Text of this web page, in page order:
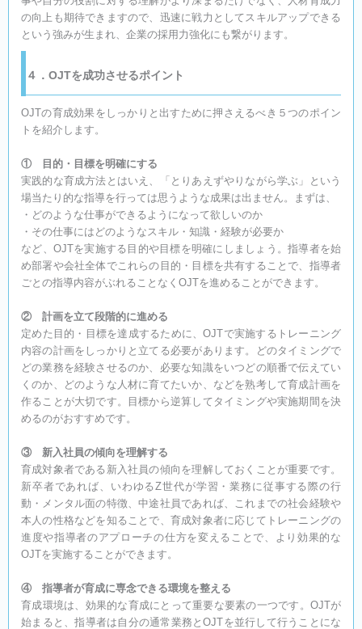
の向上も期待できますので、迅速に戦力としてスキルアップできる
という強みが生まれ、企業の採用力強化にも繋がります。
４．OJTを成功させるポイント
OJTの育成効果をしっかりと出すために押さえるべき５つのポイン
トを紹介します。
① 目的・目標を明確にする
実践的な育成方法とはいえ、「とりあえずやりながら学ぶ」という
場当たり的な指導を行っては思うような成果は出ません。まずは、
・どのような仕事ができるようになって欲しいのか
・その仕事にはどのようなスキル・知識・経験が必要か
など、OJTを実施する目的や目標を明確にしましょう。指導者を始
め部署や会社全体でこれらの目的・目標を共有することで、指導者
ごとの指導内容がぶれることなくOJTを進めることができます。
② 計画を立て段階的に進める
定めた目的・目標を達成するために、OJTで実施するトレーニング
内容の計画をしっかりと立てる必要があります。どのタイミングで
どの業務を経験させるのか、必要な知識をいつどの順番で伝えてい
くのか、どのような人材に育てたいか、などを熟考して育成計画を
作ることが大切です。目標から逆算してタイミングや実施期間を決
めるのがおすすめです。
③ 新入社員の傾向を理解する
育成対象者である新入社員の傾向を理解しておくことが重要です。
新卒者であれば、いわゆるZ世代が学習・業務に従事する際の行
動・メンタル面の特徴、中途社員であれば、これまでの社会経験や
本人の性格などを知ることで、育成対象者に応じてトレーニングの
進度や指導者のアプローチの仕方を変えることで、より効果的な
OJTを実施することができます。
④ 指導者が育成に専念できる環境を整える
育成環境は、効果的な育成にとって重要な要素の一つです。OJTが
始まると、指導者は自分の通常業務とOJTを並行して行うことにな